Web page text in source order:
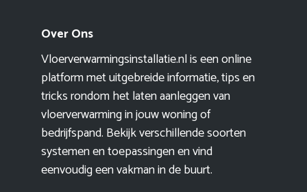
Over Ons
Vloerverwarmingsinstallatie.nl is een online
platform met uitgebreide informatie, tips en
tricks rondom het laten aanleggen van
vloerverwarming in jouw woning of
bedrijfspand. Bekijk verschillende soorten
systemen en toepassingen en vind
eenvoudig een vakman in de buurt.